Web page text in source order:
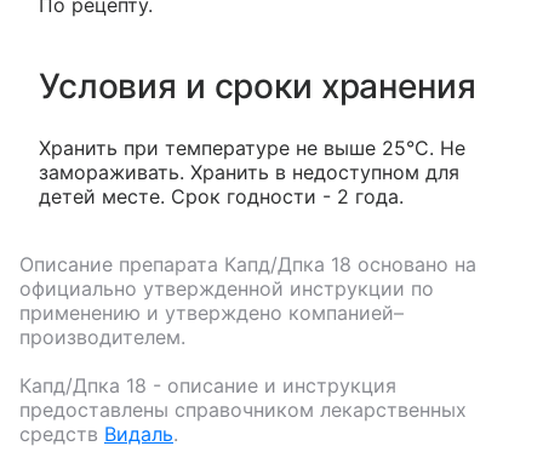
По рецепту.
Условия и сроки хранения
Хранить при температуре не выше 25°С. Не
замораживать. Хранить в недоступном для
детей месте. Срок годности - 2 года.
Описание препарата Капд/Дпка 18 основано на
официально утвержденной инструкции по
применению и утверждено компанией–
производителем.
Капд/Дпка 18 - описание и инструкция
предоставлены справочником лекарственных
средств Видаль.